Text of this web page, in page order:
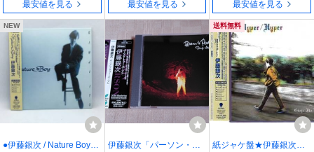
最安値を見る 最安値を見る 最安値を見る
NEW
●伊藤銀次 / Nature Boy
伊藤銀次「パーソン・ト
送料無料
紙ジャケ盤★伊藤銀次★